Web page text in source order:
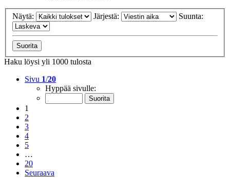
Näytä: Järjestä: Suunta:
Haku löysi yli 1000 tulosta
Sivu 1/20
Hyppää sivulle:
1
2
3
4
5
…
20
Seuraava